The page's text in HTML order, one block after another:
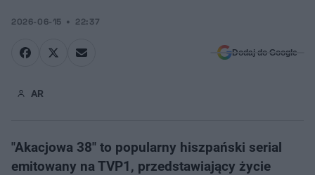
2026-06-15 22:37
Dodaj do Google
AR
"Akacjowa 38" to popularny hiszpański serial
emitowany na TVP1, przedstawiający życie